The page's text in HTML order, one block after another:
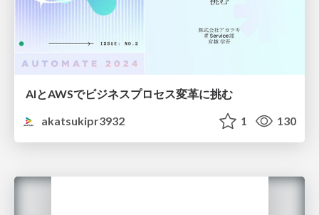
AIとAWSでビジネスプロセス変革に挑む
akatsukipr3932
1 130